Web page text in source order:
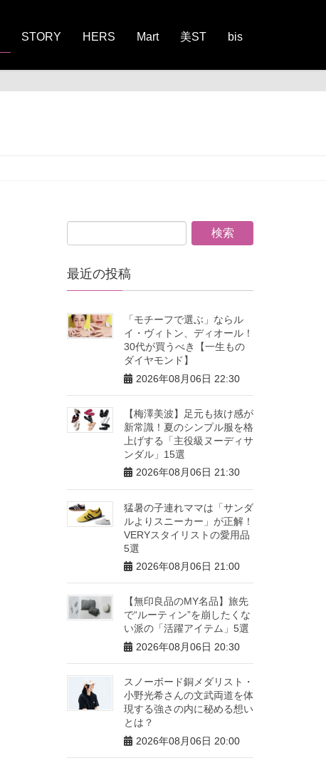
STORY HERS Mart 美ST bis
最近の投稿
「モチーフで選ぶ」ならル
イ・ヴィトン、ディオール！
30代が買うべき【一生もの
ダイヤモンド】
2026年08月06日 22:30
【梅澤美波】足元も抜け感が
新常識！夏のシンプル服を格
上げする「主役級ヌーディサ
ンダル」15選
2026年08月06日 21:30
猛暑の子連れママは「サンダ
ルよりスニーカー」が正解！
VERYスタイリストの愛用品
5選
2026年08月06日 21:00
【無印良品のMY名品】旅先
で“ルーティン”を崩したくな
い派の「活躍アイテム」5選
2026年08月06日 20:30
スノーボード銅メダリスト・
小野光希さんの文武両道を体
現する強さの内に秘める想い
とは？
2026年08月06日 20:00